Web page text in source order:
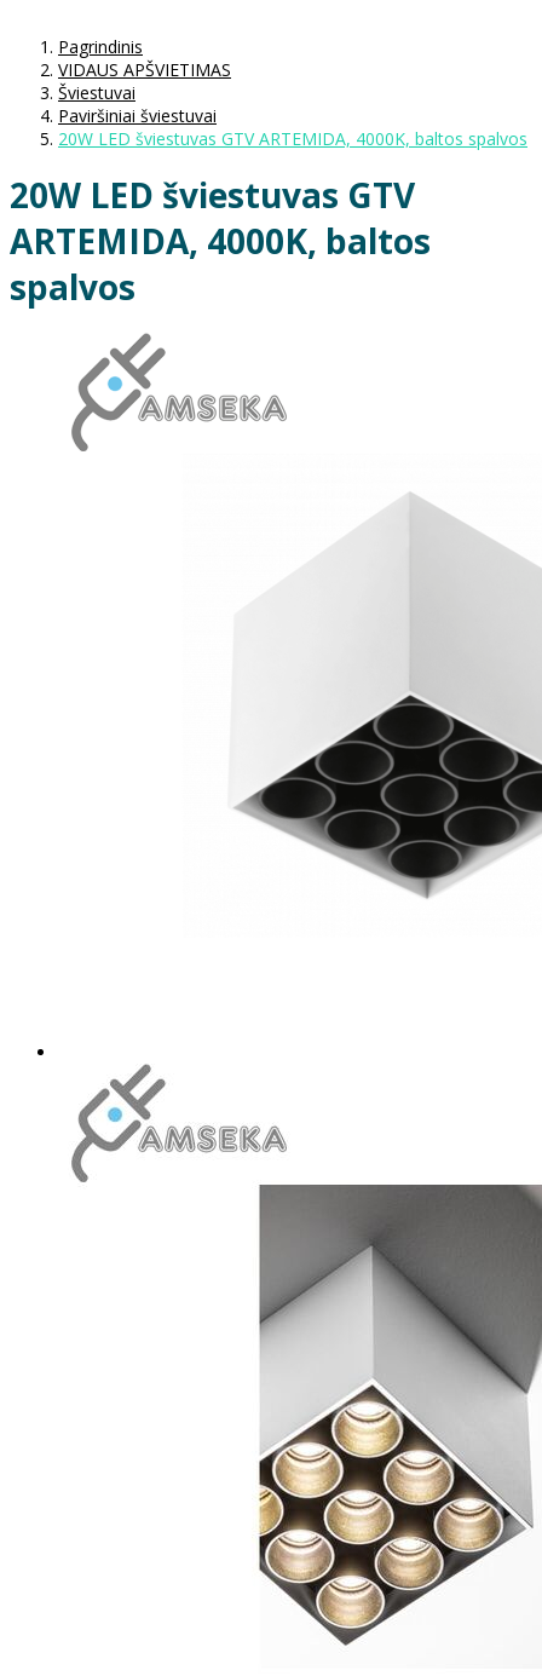
Pagrindinis
VIDAUS APŠVIETIMAS
Šviestuvai
Paviršiniai šviestuvai
20W LED šviestuvas GTV ARTEMIDA, 4000K, baltos spalvos
20W LED šviestuvas GTV
ARTEMIDA, 4000K, baltos
spalvos